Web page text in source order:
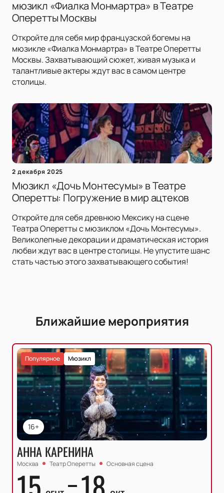
мюзикл «Фиалка Монмартра» в Театре
Оперетты Москвы
Откройте для себя мир французской богемы на
мюзикле «Фиалка Монмартра» в Театре Оперетты
Москвы. Захватывающий сюжет, живая музыка и
талантливые актеры ждут вас в самом центре
столицы.
2 декабря 2025
Мюзикл «Дочь Монтесумы» в Театре
Оперетты: Погружение в мир ацтеков
Откройте для себя древнюю Мексику на сцене
Театра Оперетты с мюзиклом «Дочь Монтесумы».
Великолепные декорации и драматическая история
любви ждут вас в центре столицы. Не упустите шанс
стать частью этого захватывающего события!
Ближайшие мероприятия
16+
Мюзикл
Популярное
АННА КАРЕНИНА
Москва Театр Оперетты Основная сцена